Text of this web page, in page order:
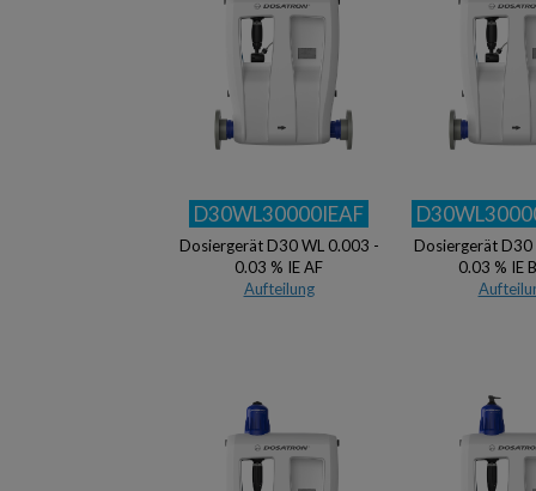
D30WL30000IEAF
Dosiergerät D30 WL 0.003 -
0.03 % IE AF
Aufteilung
Dosiergerät D30
0.03 % IE